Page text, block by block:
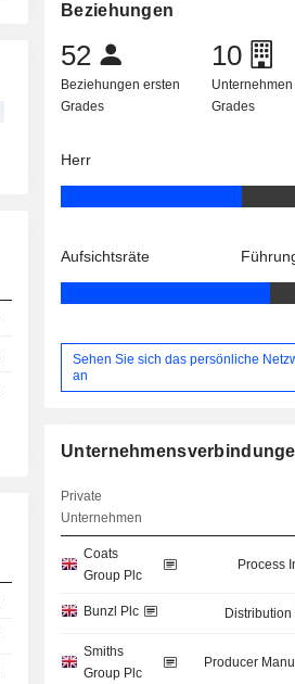
Beziehungen
52
Beziehungen ersten
Grades
10
Unternehmen
Grades
Herr
Aufsichtsräte
Sehen Sie sich das persönliche
an
Private
Unternehmen
Coats
Group Plc
Process
Bunzl Plc
Smiths
Group Plc
Producer